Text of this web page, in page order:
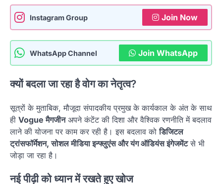
Instagram Group Join Now
WhatsApp Channel Join WhatsApp
क्यों बदला जा रहा है वोग का नेतृत्व?
सूत्रों के मुताबिक, मौजूदा संपादकीय प्रमुख के कार्यकाल के अंत के साथ
ही Vogue मैगजीनअपने कंटेंट की दिशा और वैश्विक रणनीति में बदलाव
लाने की योजना पर काम कर रही है। इस बदलाव कोडिजिटल
ट्रांसफॉर्मेशन, सोशल मीडिया इन्फ्लुएंस और यंग ऑडियंस इंगेजमेंटसे भी
जोड़ा जा रहा है।
नई पीढ़ी को ध्यान में रखते हुए खोज